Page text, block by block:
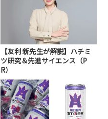
【友利 新先生が解説】ハチミ
ツ研究＆先進サイエンス（P
R）